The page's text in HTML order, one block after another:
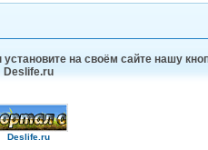
на своём сайте нашу
Deslife.ru
Deslife.ru